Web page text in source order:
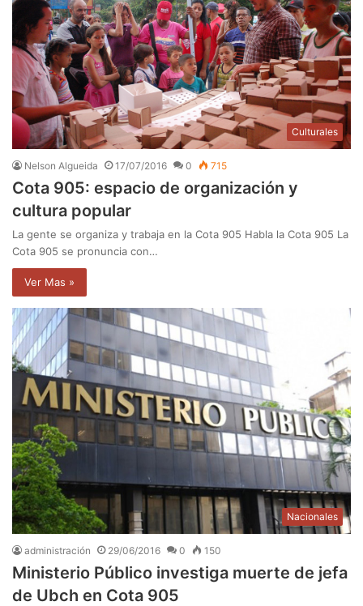
Culturales
Nelson Algueida 17/07/2016 0 715
Cota 905: espacio de organización y
cultura popular
La gente se organiza y trabaja en la Cota 905 Habla la Cota 905 La
Cota 905 se pronuncia con…
Ver Mas »
Nacionales
administración 29/06/2016 0 150
Ministerio Público investiga muerte de jefa
de Ubch en Cota 905